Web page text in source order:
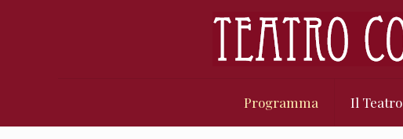
Programma Il Teatro